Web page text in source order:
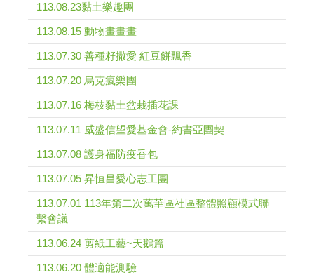
113.08.23黏土樂趣團
113.08.15 動物畫畫畫
113.07.30 善種籽撒愛 紅豆餅飄香
113.07.20 烏克瘋樂團
113.07.16 梅枝黏土盆栽插花課
113.07.11 威盛信望愛基金會-約書亞團契
113.07.08 護身福防疫香包
113.07.05 昇恒昌愛心志工團
113.07.01 113年第二次萬華區社區整體照顧模式聯
繫會議
113.06.24 剪紙工藝~天鵝篇
113.06.20 體適能測驗